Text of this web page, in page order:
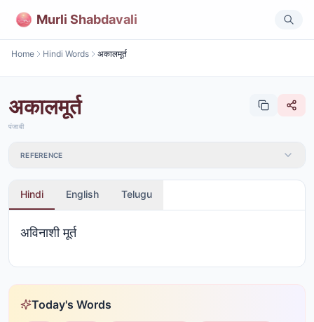
Murli Shabdavali
Home Hindi Words अकालमूर्त
अकालमूर्त
पंजाबी
REFERENCE
Hindi English Telugu
अविनाशी मूर्त
Today's Words